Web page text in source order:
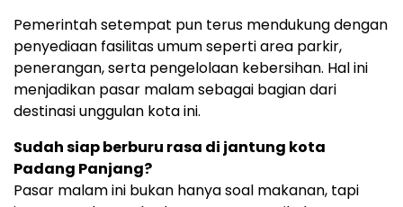
Pemerintah setempat pun terus mendukung dengan
penyediaan fasilitas umum seperti area parkir,
penerangan, serta pengelolaan kebersihan. Hal ini
menjadikan pasar malam sebagai bagian dari
destinasi unggulan kota ini.
Sudah siap berburu rasa di jantung kota
Padang Panjang?
Pasar malam ini bukan hanya soal makanan, tapi